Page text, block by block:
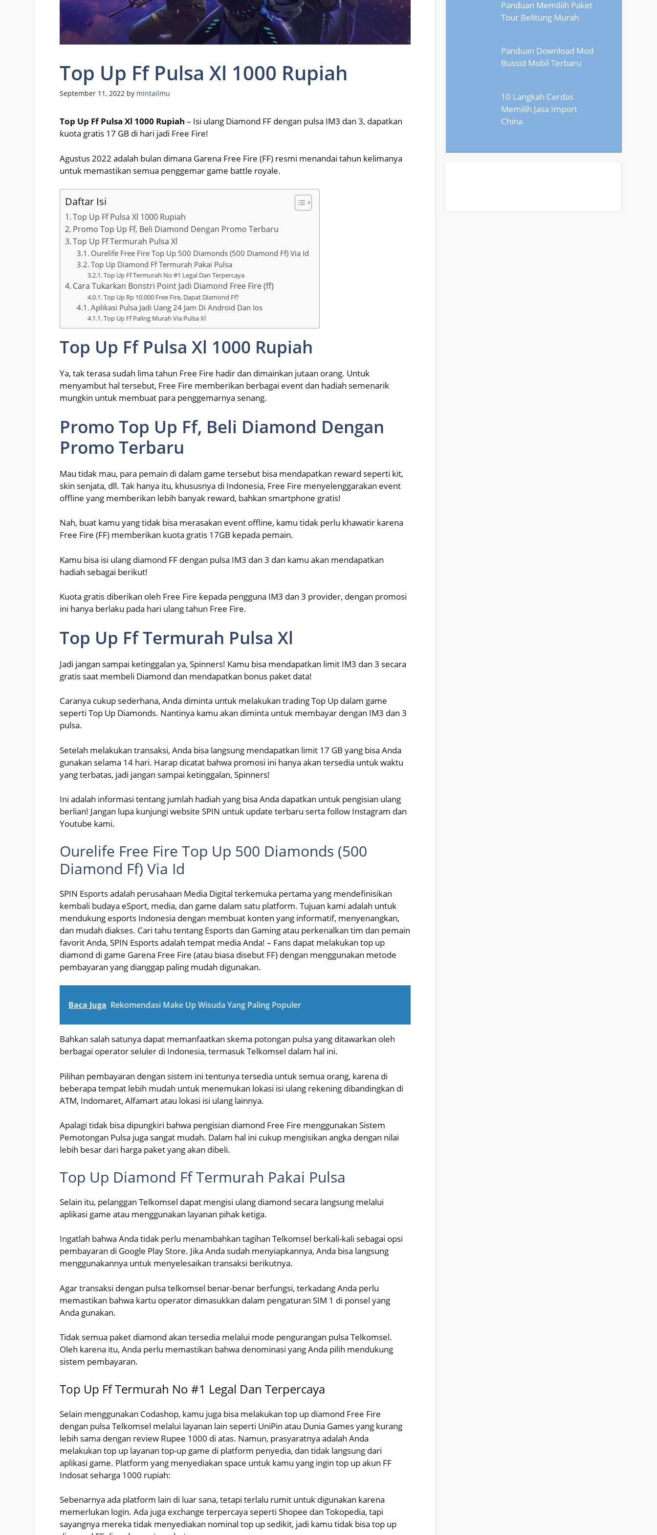
Top Up Ff Pulsa Xl 1000 Rupiah
September 11, 2022 by mintailmu
Top Up Ff Pulsa Xl 1000 Rupiah – Isi ulang Diamond FF dengan pulsa IM3 dan 3, dapatkan
kuota gratis 17 GB di hari jadi Free Fire!
Agustus 2022 adalah bulan dimana Garena Free Fire (FF) resmi menandai tahun kelimanya
untuk memastikan semua penggemar game battle royale.
Daftar Isi
Top Up Ff Pulsa Xl 1000 Rupiah
Promo Top Up Ff, Beli Diamond Dengan Promo Terbaru
Top Up Ff Termurah Pulsa Xl
Ourelife Free Fire Top Up 500 Diamonds (500 Diamond Ff) Via Id
Top Up Diamond Ff Termurah Pakai Pulsa
Top Up Ff Termurah No #1 Legal Dan Terpercaya
Cara Tukarkan Bonstri Point Jadi Diamond Free Fire (ff)
Top Up Rp 10.000 Free Fire, Dapat Diamond Ff?
Aplikasi Pulsa Jadi Uang 24 Jam Di Android Dan Ios
Top Up Ff Paling Murah Via Pulsa Xl
Top Up Ff Pulsa Xl 1000 Rupiah
Ya, tak terasa sudah lima tahun Free Fire hadir dan dimainkan jutaan orang. Untuk
menyambut hal tersebut, Free Fire memberikan berbagai event dan hadiah semenarik
mungkin untuk membuat para penggemarnya senang.
Promo Top Up Ff, Beli Diamond Dengan
Promo Terbaru
Mau tidak mau, para pemain di dalam game tersebut bisa mendapatkan reward seperti kit,
skin senjata, dll. Tak hanya itu, khususnya di Indonesia, Free Fire menyelenggarakan event
offline yang memberikan lebih banyak reward, bahkan smartphone gratis!
Nah, buat kamu yang tidak bisa merasakan event offline, kamu tidak perlu khawatir karena
Free Fire (FF) memberikan kuota gratis 17GB kepada pemain.
Kamu bisa isi ulang diamond FF dengan pulsa IM3 dan 3 dan kamu akan mendapatkan
hadiah sebagai berikut!
Kuota gratis diberikan oleh Free Fire kepada pengguna IM3 dan 3 provider, dengan promosi
ini hanya berlaku pada hari ulang tahun Free Fire.
Top Up Ff Termurah Pulsa Xl
Jadi jangan sampai ketinggalan ya, Spinners! Kamu bisa mendapatkan limit IM3 dan 3 secara
gratis saat membeli Diamond dan mendapatkan bonus paket data!
Caranya cukup sederhana, Anda diminta untuk melakukan trading Top Up dalam game
seperti Top Up Diamonds. Nantinya kamu akan diminta untuk membayar dengan IM3 dan 3
pulsa.
Setelah melakukan transaksi, Anda bisa langsung mendapatkan limit 17 GB yang bisa Anda
gunakan selama 14 hari. Harap dicatat bahwa promosi ini hanya akan tersedia untuk waktu
yang terbatas, jadi jangan sampai ketinggalan, Spinners!
Ini adalah informasi tentang jumlah hadiah yang bisa Anda dapatkan untuk pengisian ulang
berlian! Jangan lupa kunjungi website SPIN untuk update terbaru serta follow Instagram dan
Youtube kami.
Ourelife Free Fire Top Up 500 Diamonds (500
Diamond Ff) Via Id
SPIN Esports adalah perusahaan Media Digital terkemuka pertama yang mendefinisikan
kembali budaya eSport, media, dan game dalam satu platform. Tujuan kami adalah untuk
mendukung esports Indonesia dengan membuat konten yang informatif, menyenangkan,
dan mudah diakses. Cari tahu tentang Esports dan Gaming atau perkenalkan tim dan pemain
favorit Anda, SPIN Esports adalah tempat media Anda! – Fans dapat melakukan top up
diamond di game Garena Free Fire (atau biasa disebut FF) dengan menggunakan metode
pembayaran yang dianggap paling mudah digunakan.
Baca Juga Rekomendasi Make Up Wisuda Yang Paling Populer
Bahkan salah satunya dapat memanfaatkan skema potongan pulsa yang ditawarkan oleh
berbagai operator seluler di Indonesia, termasuk Telkomsel dalam hal ini.
Pilihan pembayaran dengan sistem ini tentunya tersedia untuk semua orang, karena di
beberapa tempat lebih mudah untuk menemukan lokasi isi ulang rekening dibandingkan di
ATM, Indomaret, Alfamart atau lokasi isi ulang lainnya.
Apalagi tidak bisa dipungkiri bahwa pengisian diamond Free Fire menggunakan Sistem
Pemotongan Pulsa juga sangat mudah. Dalam hal ini cukup mengisikan angka dengan nilai
lebih besar dari harga paket yang akan dibeli.
Top Up Diamond Ff Termurah Pakai Pulsa
Selain itu, pelanggan Telkomsel dapat mengisi ulang diamond secara langsung melalui
aplikasi game atau menggunakan layanan pihak ketiga.
Ingatlah bahwa Anda tidak perlu menambahkan tagihan Telkomsel berkali-kali sebagai opsi
pembayaran di Google Play Store. Jika Anda sudah menyiapkannya, Anda bisa langsung
menggunakannya untuk menyelesaikan transaksi berikutnya.
Agar transaksi dengan pulsa telkomsel benar-benar berfungsi, terkadang Anda perlu
memastikan bahwa kartu operator dimasukkan dalam pengaturan SIM 1 di ponsel yang
Anda gunakan.
Tidak semua paket diamond akan tersedia melalui mode pengurangan pulsa Telkomsel.
Oleh karena itu, Anda perlu memastikan bahwa denominasi yang Anda pilih mendukung
sistem pembayaran.
Top Up Ff Termurah No #1 Legal Dan Terpercaya
Selain menggunakan Codashop, kamu juga bisa melakukan top up diamond Free Fire
dengan pulsa Telkomsel melalui layanan lain seperti UniPin atau Dunia Games yang kurang
lebih sama dengan review Rupee 1000 di atas. Namun, prasyaratnya adalah Anda
melakukan top up layanan top-up game di platform penyedia, dan tidak langsung dari
aplikasi game. Platform yang menyediakan space untuk kamu yang ingin top up akun FF
Indosat seharga 1000 rupiah:
Sebenarnya ada platform lain di luar sana, tetapi terlalu rumit untuk digunakan karena
memerlukan login. Ada juga exchange terpercaya seperti Shopee dan Tokopedia, tapi
sayangnya mereka tidak menyediakan nominal top up sedikit, jadi kamu tidak bisa top up
Panduan Memiliih Paket
Tour Belitung Murah
Panduan Download Mod
Bussid Mobil Terbaru
10 Langkah Cerdas
Memilih Jasa Import
China